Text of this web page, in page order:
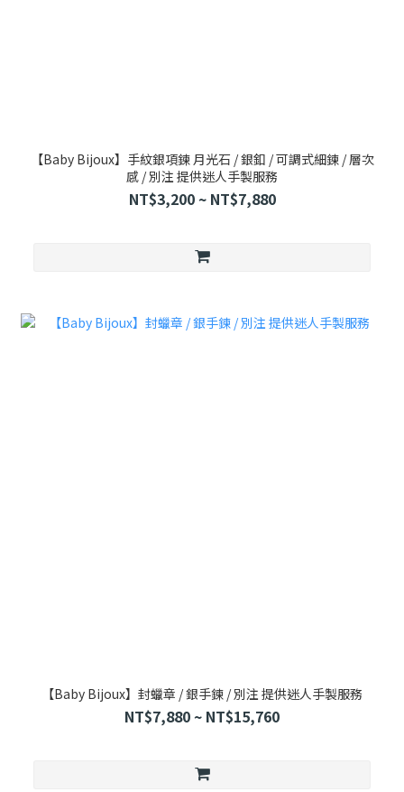
【Baby Bijoux】手紋銀項鍊 月光石 / 銀釦 / 可調式細鍊 / 層次
感 / 別注 提供迷人手製服務
NT$3,200 ~ NT$7,880
【Baby Bijoux】封蠟章 / 銀手鍊 / 別注 提供迷人手製服務
NT$7,880 ~ NT$15,760